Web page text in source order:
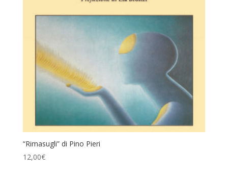
“Rimasugli” di Pino Pieri
12,00€